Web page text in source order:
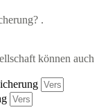
.
können auch